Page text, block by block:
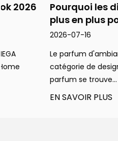
Pourquoi les
plus en plus pop...
Le parfum d'ambiance est
catégorie de design à part
parfum se trouve...
EN SAVOIR PLUS